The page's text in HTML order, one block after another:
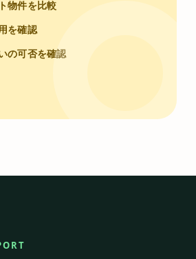
物件を比較
を確認
の可否を確認